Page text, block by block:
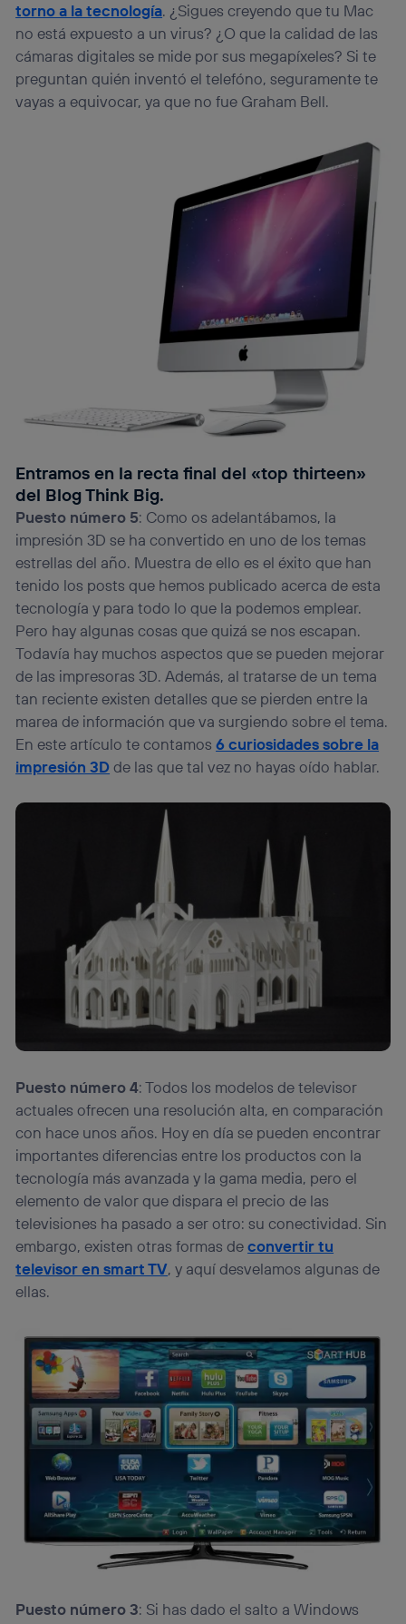
torno a la tecnología. ¿Sigues creyendo que tu Mac
no está expuesto a un virus? ¿O que la calidad de las
cámaras digitales se mide por sus megapíxeles? Si te
preguntan quién inventó el telefóno, seguramente te
vayas a equivocar, ya que no fue Graham Bell.
Entramos en la recta final del «top thirteen»
del Blog Think Big.
Puesto número 5: Como os adelantábamos, la
impresión 3D se ha convertido en uno de los temas
estrellas del año. Muestra de ello es el éxito que han
tenido los posts que hemos publicado acerca de esta
tecnología y para todo lo que la podemos emplear.
Pero hay algunas cosas que quizá se nos escapan.
Todavía hay muchos aspectos que se pueden mejorar
de las impresoras 3D. Además, al tratarse de un tema
tan reciente existen detalles que se pierden entre la
marea de información que va surgiendo sobre el tema.
En este artículo te contamos6 curiosidades sobre la
impresión 3Dde las que tal vez no hayas oído hablar.
Puesto número 4: Todos los modelos de televisor
actuales ofrecen una resolución alta, en comparación
con hace unos años. Hoy en día se pueden encontrar
importantes diferencias entre los productos con la
tecnología más avanzada y la gama media, pero el
elemento de valor que dispara el precio de las
televisiones ha pasado a ser otro: su conectividad. Sin
embargo, existen otras formas deconvertir tu
televisor en smart TV, y aquí desvelamos algunas de
ellas.
Puesto número 3: Si has dado el salto a Windows